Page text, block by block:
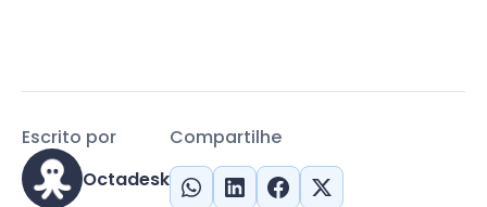
Compartilhe
Escrito por
Octadesk